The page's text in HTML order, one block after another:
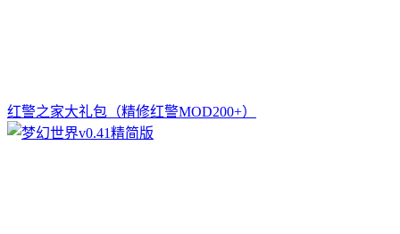
红警之家大礼包（精修红警MOD200+）